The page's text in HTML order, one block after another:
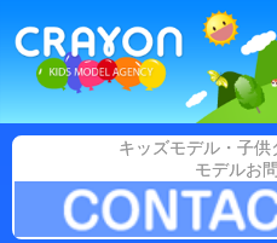
キッズモデル・子
モデルお